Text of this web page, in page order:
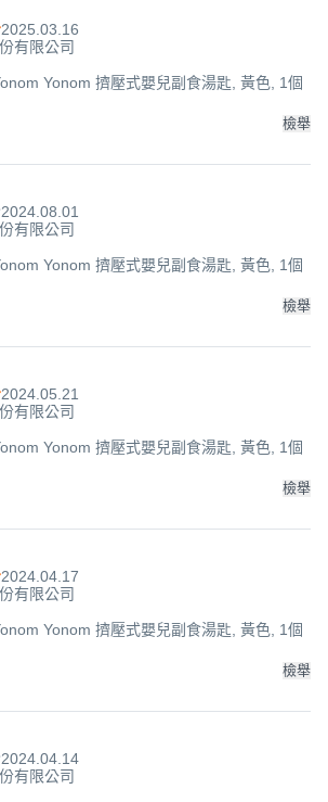
2025.03.16
有限公司
Yonom 擠壓式嬰兒副食湯匙, 黃色, 1個
檢舉
2024.08.01
有限公司
Yonom 擠壓式嬰兒副食湯匙, 黃色, 1個
檢舉
2024.05.21
有限公司
Yonom 擠壓式嬰兒副食湯匙, 黃色, 1個
檢舉
2024.04.17
有限公司
Yonom 擠壓式嬰兒副食湯匙, 黃色, 1個
檢舉
2024.04.14
有限公司